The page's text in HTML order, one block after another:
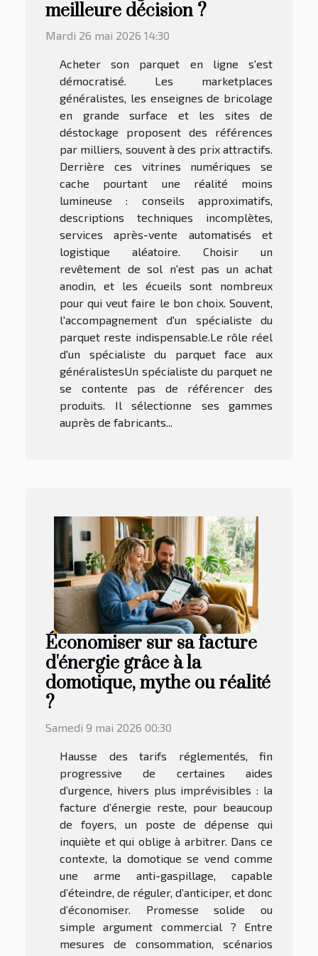
meilleure décision ?
Mardi 26 mai 2026 14:30
Acheter son parquet en ligne s'est
démocratisé. Les marketplaces
généralistes, les enseignes de bricolage
en grande surface et les sites de
déstockage proposent des références
par milliers, souvent à des prix attractifs.
Derrière ces vitrines numériques se
cache pourtant une réalité moins
lumineuse : conseils approximatifs,
descriptions techniques incomplètes,
services après-vente automatisés et
logistique aléatoire. Choisir un
revêtement de sol n'est pas un achat
anodin, et les écueils sont nombreux
pour qui veut faire le bon choix. Souvent,
l'accompagnement d'un spécialiste du
parquet reste indispensable.Le rôle réel
d'un spécialiste du parquet face aux
généralistesUn spécialiste du parquet ne
se contente pas de référencer des
produits. Il sélectionne ses gammes
auprès de fabricants...
Économiser sur sa facture
d'énergie grâce à la
domotique, mythe ou réalité
?
Samedi 9 mai 2026 00:30
Hausse des tarifs réglementés, fin
progressive de certaines aides
d’urgence, hivers plus imprévisibles : la
facture d’énergie reste, pour beaucoup
de foyers, un poste de dépense qui
inquiète et qui oblige à arbitrer. Dans ce
contexte, la domotique se vend comme
une arme anti-gaspillage, capable
d’éteindre, de réguler, d’anticiper, et donc
d’économiser. Promesse solide ou
simple argument commercial ? Entre
mesures de consommation, scénarios